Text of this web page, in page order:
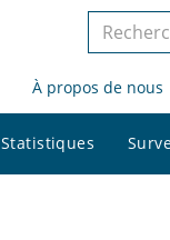
le
site
À propos de nous
Statistiques